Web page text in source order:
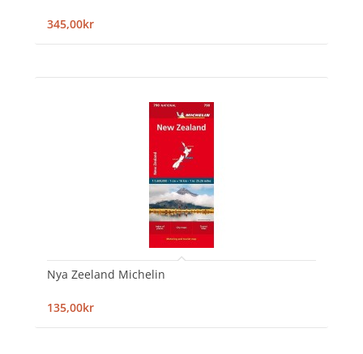
345,00kr
Nya Zeeland Michelin
135,00kr